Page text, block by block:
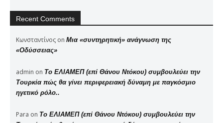
Recent Comments
Κωνσταντίνος on Μια «συντηρητική» ανάγνωση της
«Οδύσσειας»
admin on Το ΕΛΙΑΜΕΠ (επί Θάνου Ντόκου) συμβουλεύει την
Τουρκία πώς θα γίνει περιφερειακή δύναμη με παγκόσμιο
ηγετικό ρόλο..
Para on Το ΕΛΙΑΜΕΠ (επί Θάνου Ντόκου) συμβουλεύει την